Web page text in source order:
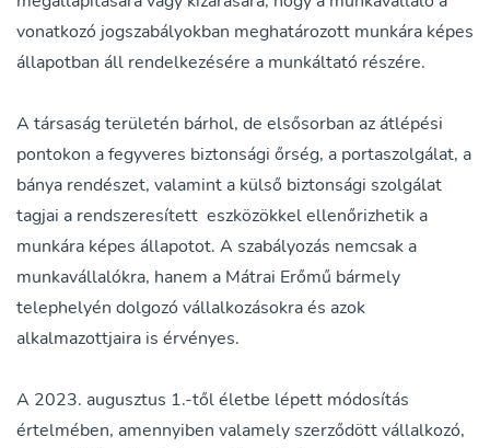
vonatkozó jogszabályokban meghatározott munkára képes
állapotban áll rendelkezésére a munkáltató részére.
A társaság területén bárhol, de elsősorban az átlépési
pontokon a fegyveres biztonsági őrség, a portaszolgálat, a
bánya rendészet, valamint a külső biztonsági szolgálat
tagjai a rendszeresített eszközökkel ellenőrizhetik a
munkára képes állapotot. A szabályozás nemcsak a
munkavállalókra, hanem a Mátrai Erőmű bármely
telephelyén dolgozó vállalkozásokra és azok
alkalmazottjaira is érvényes.
A 2023. augusztus 1.-től életbe lépett módosítás
értelmében, amennyiben valamely szerződött vállalkozó,